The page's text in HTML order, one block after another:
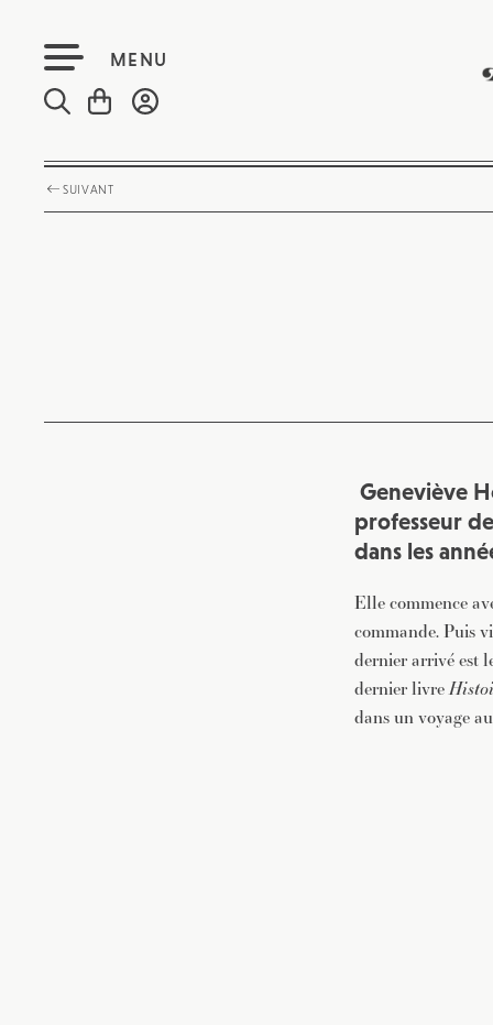
MENU
SUIVANT
Geneviève
professeur
dans les
Elle commence
commande. Puis
dernier arrivé est
dernier livre
dans un voyage